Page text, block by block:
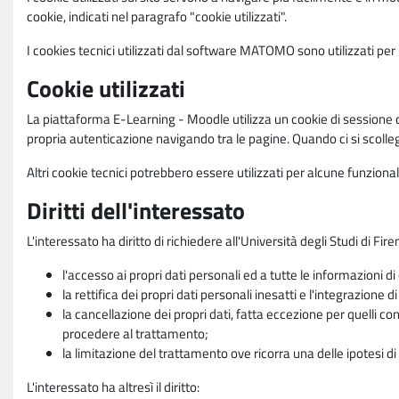
cookie, indicati nel paragrafo "cookie utilizzati".
I cookies tecnici utilizzati dal software MATOMO sono utilizzati
Cookie utilizzati
La piattaforma E-Learning - Moodle utilizza un cookie di
propria autenticazione navigando tra le pagine. Quando ci si
Altri cookie tecnici potrebbero essere utilizzati per alcune
Diritti dell'interessato
L'interessato ha diritto di richiedere all'Università degli Studi di
l'accesso ai propri dati personali ed a tutte le informazioni di
la rettifica dei propri dati personali inesatti e l'integrazione
la cancellazione dei propri dati, fatta eccezione per quelli
procedere al trattamento;
la limitazione del trattamento ove ricorra una delle ipotesi di
L'interessato ha altresì il diritto: